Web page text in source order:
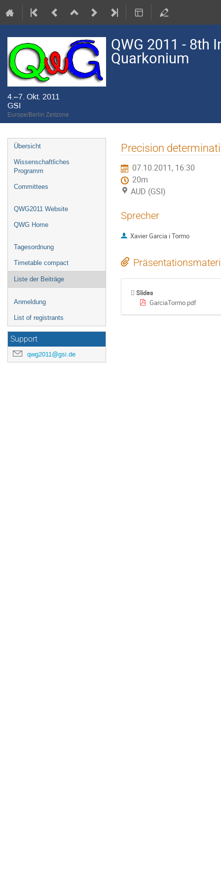
QWG 2011 - 8th
Quarkonium
4.–7. Okt. 2011
GSI
Europe/Berlin Zeitzone
Veranstaltungsmenü
Übersicht
Wissenschaftliches
Programm
Committees
QWG2011 Website
QWG Home
Tagesordnung
Timetable compact
Liste der Beiträge
Anmeldung
List of registrants
Support
qwg2011@gsi.de
Precision
07.10.2011, 16:30
20m
AUD (GSI)
Sprecher
Xavier Garcia i Tormo
Slides
GarciaTormo.pdf